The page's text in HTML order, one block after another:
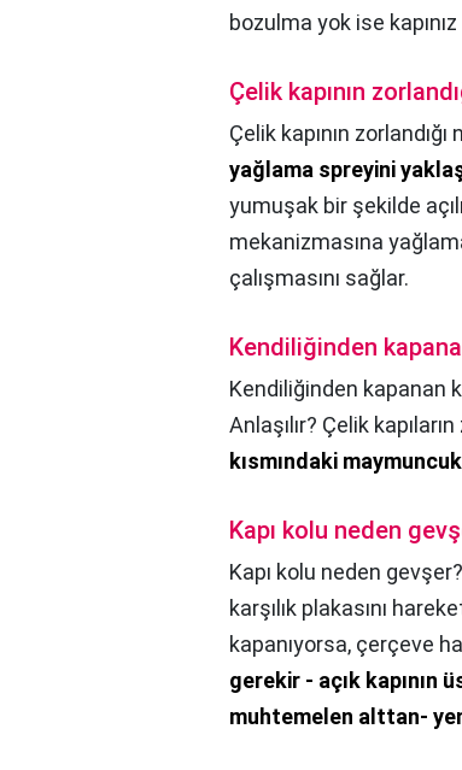
bozulma yok ise kapınız
Çelik kapının
Çelik kapının zorlandığı
yağlama spreyini
yumuşak bir şekilde
mekanizmasına
çalışmasını sağlar.
Kendiliğinden
Kendiliğinden kapanan
Anlaşılır? Çelik kapıların
kısmındaki
Kapı kolu neden
Kapı kolu neden
karşılık plakasını
kapanıyorsa, çerçeve
gerekir - açık kapının
muhtemelen alttan-